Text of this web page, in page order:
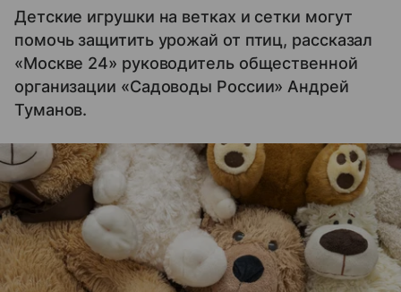
Детские игрушки на ветках и сетки могут
помочь защитить урожай от птиц, рассказал
«Москве 24» руководитель общественной
организации «Садоводы России» Андрей
Туманов.